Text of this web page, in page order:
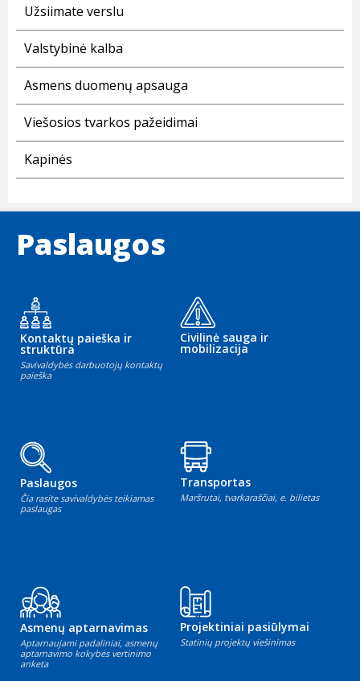
Užsiimate verslu
Valstybinė kalba
Asmens duomenų apsauga
Viešosios tvarkos pažeidimai
Kapinės
Paslaugos
Kontaktų paieška ir
struktūra
Savivaldybės darbuotojų kontaktų
paieška
Civilinė sauga ir
mobilizacija
Paslaugos
Čia rasite savivaldybės teikiamas
paslaugas
Transportas
Maršrutai, tvarkaraščiai, e. bilietas
Asmenų aptarnavimas
Aptarnaujami padaliniai, asmenų
aptarnavimo kokybės vertinimo
anketa
Projektiniai pasiūlymai
Statinių projektų viešinimas